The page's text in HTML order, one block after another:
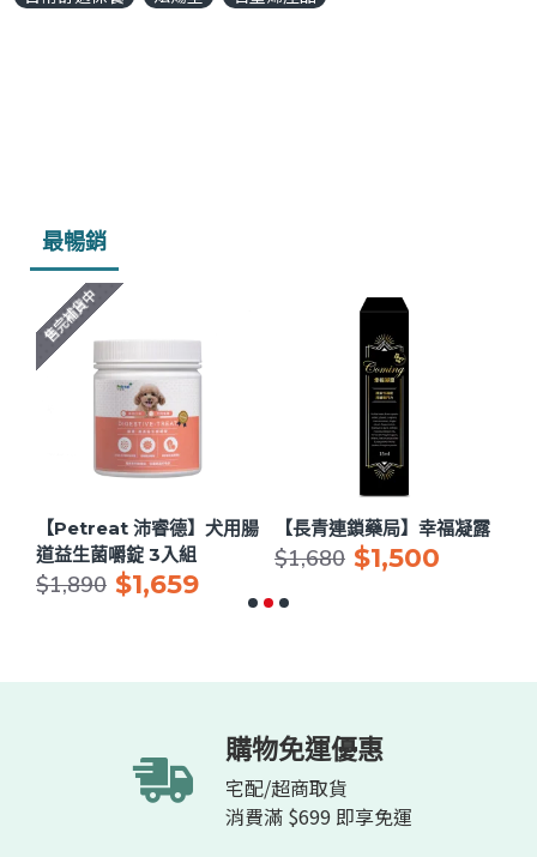
最暢銷
售完補貨中
【Petreat 沛睿德】犬用腸
道益生菌嚼錠 3入組
$1,659
$1,890
【長青連鎖藥局】幸福凝露
$1,500
$1,680
購物免運優惠
宅配/超商取貨
消費滿 $699 即享免運